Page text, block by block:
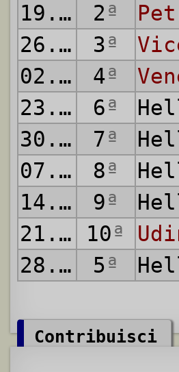
19.10.1919
2ª
26.10.1919
3ª
02.11.1919
4ª
23.11.1919
6ª
30.11.1919
7ª
07.12.1919
8ª
14.12.1919
9ª
21.12.1919
10ª
28.12.1919
5ª
Contribuisci